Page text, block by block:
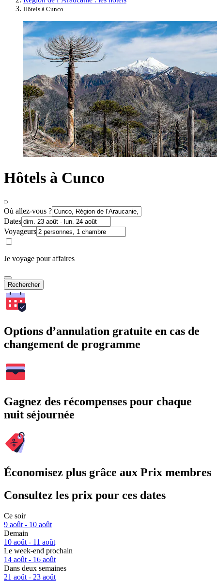
Hôtels à Cunco
Hôtels à Cunco
Où allez-vous ?
Dates
Voyageurs
Je voyage pour affaires
Rechercher
Options d’annulation gratuite en cas de
changement de programme
Gagnez des récompenses pour chaque
nuit séjournée
Économisez plus grâce aux Prix membres
Consultez les prix pour ces dates
Ce soir
9 août - 10 août
Demain
10 août - 11 août
Le week-end prochain
14 août - 16 août
Dans deux semaines
21 août - 23 août